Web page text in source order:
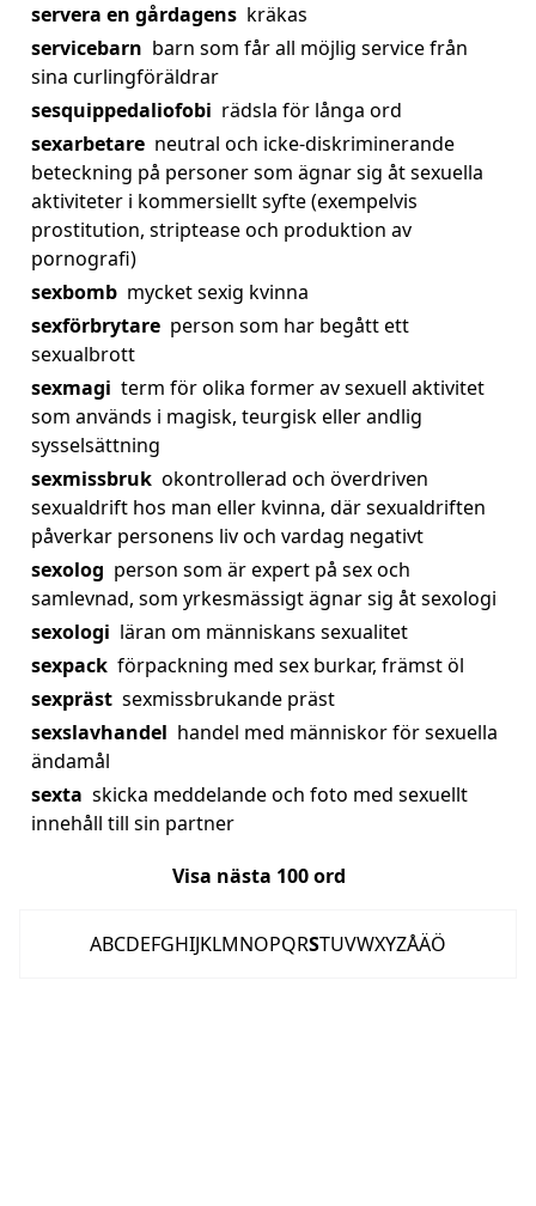
servera en gårdagens kräkas
servicebarn barn som får all möjlig service från
sina curlingföräldrar
sesquippedaliofobi rädsla för långa ord
sexarbetare neutral och icke-diskriminerande
beteckning på personer som ägnar sig åt sexuella
aktiviteter i kommersiellt syfte (exempelvis
prostitution, striptease och produktion av
pornografi)
sexbomb mycket sexig kvinna
sexförbrytare person som har begått ett
sexualbrott
sexmagi term för olika former av sexuell aktivitet
som används i magisk, teurgisk eller andlig
sysselsättning
sexmissbruk okontrollerad och överdriven
sexualdrift hos man eller kvinna, där sexualdriften
påverkar personens liv och vardag negativt
sexolog person som är expert på sex och
samlevnad, som yrkesmässigt ägnar sig åt sexologi
sexologi läran om människans sexualitet
sexpack förpackning med sex burkar, främst öl
sexpräst sexmissbrukande präst
sexslavhandel handel med människor för sexuella
ändamål
sexta skicka meddelande och foto med sexuellt
innehåll till sin partner
Visa nästa 100ord
ABCDEFGHIJKLMNOPQRSTUVWXYZÅÄÖ